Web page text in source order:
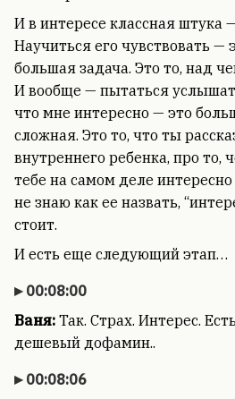
И в интересе классная штука
Научиться его чувствовать —
большая задача. Это то, над
И вообще — пытаться
что мне интересно — это
сложная. Это то, что ты
внутреннего ребенка, про то,
тебе на самом деле
не знаю как ее назвать,
стоит.
И есть еще следующий этап…
00:08:00
Ваня: Так. Страх. Интерес.
дешевый дофамин..
00:08:06